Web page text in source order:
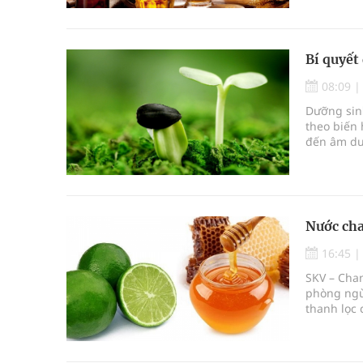
Bí quyết
08:09 |
Dưỡng
theo biến
đến âm
Nước
16:45 |
SKV –
phòng
thanh lọc